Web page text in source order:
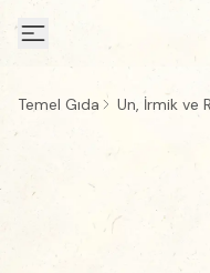
Temel Gıda Un, İrmik ve